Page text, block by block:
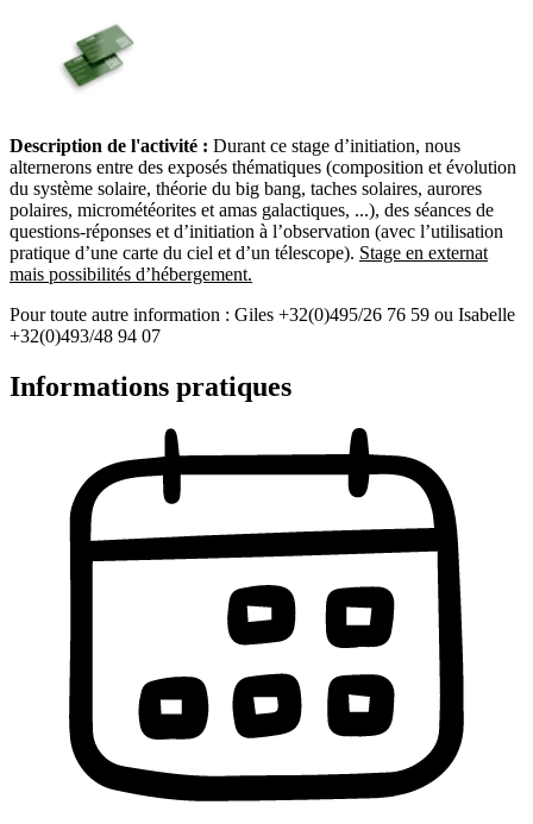
Description de l'activité : Durant ce stage d’initiation, nous
alternerons entre des exposés thématiques (composition et évolution
du système solaire, théorie du big bang, taches solaires, aurores
polaires, micrométéorites et amas galactiques, ...), des séances de
questions-réponses et d’initiation à l’observation (avec l’utilisation
pratique d’une carte du ciel et d’un télescope). Stage en externat
mais possibilités d’hébergement.
Pour toute autre information : Giles +32(0)495/26 76 59 ou Isabelle
+32(0)493/48 94 07
Informations pratiques